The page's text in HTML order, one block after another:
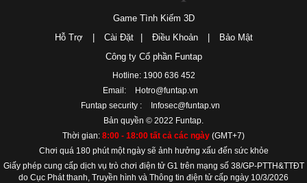
Game Tình Kiếm 3D
Hỗ Trợ
Cài Đặt Điều Khoản
Bảo Mật
Công ty Cổ phần Funtap
Hotline: 1900 636 452
Email:
Hotro@funtap.vn
Funtap security :
Infosec@funtap.vn
Bản quyền © 2022 Funtap.
Thời gian: 8:00 - 18:00 tất cả các ngày (GMT+7)
Chơi quá 180 phút một ngày sẽ ảnh hưởng xấu đến sức khỏe
Giấy phép cung cấp dịch vụ trò chơi điện tử G1 trên mạng số 38/GP-PTTH&TTĐT
do Cục Phát thanh, Truyền hình và Thông tin điện tử cấp ngày 10/3/2026